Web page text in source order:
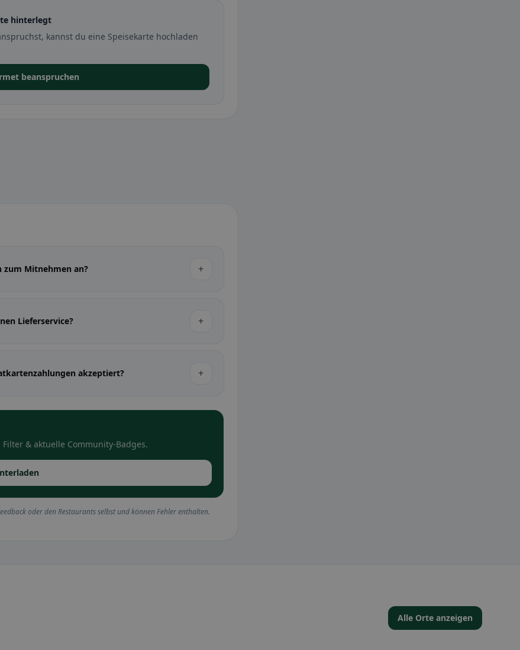
hinterlegt
kannst du eine Speisekarte hochladen
beanspruchen
zum Mitnehmen an? +
Lieferservice? +
akzeptiert? +
& aktuelle Community-Badges.
oder den Restaurants selbst und können Fehler enthalten.
Alle Orte anzeigen